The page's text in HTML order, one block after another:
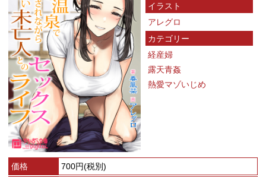
イラスト
アレグロ
カテゴリー
経産婦
露天青姦
熱愛マゾいじめ
価格
700円(税別)